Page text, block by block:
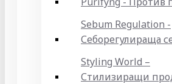
Sebum Regulation -
Себорегулираща
Styling World –
Стилизиращи